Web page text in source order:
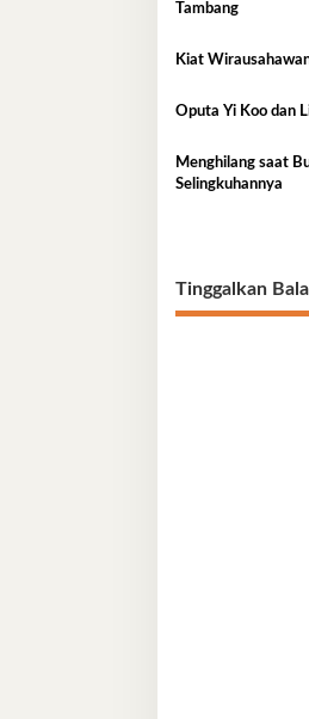
Tambang
Kiat
Oputa Yi Koo dan
Menghilang saat
Selingkuhannya
Tinggalkan